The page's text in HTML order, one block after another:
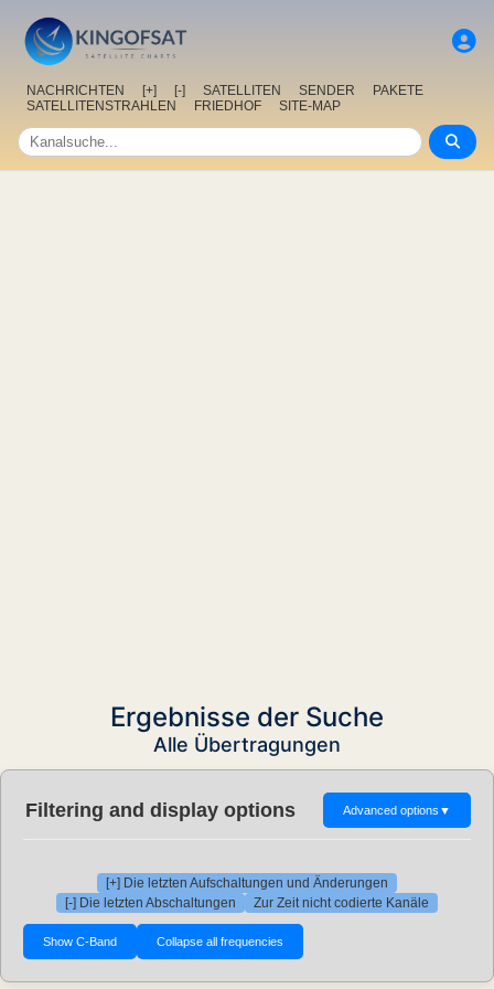
NACHRICHTEN [+] [-] SATELLITEN SENDER
PAKETE
SATELLITENSTRAHLEN
FRIEDHOF SITE-MAP
Ergebnisse der Suche
Alle Übertragungen
Filtering and display options Advanced options ▼
[+] Die letzten Aufschaltungen und Änderungen
[-] Die letzten Abschaltungen
Zur Zeit nicht codierte Kanäle